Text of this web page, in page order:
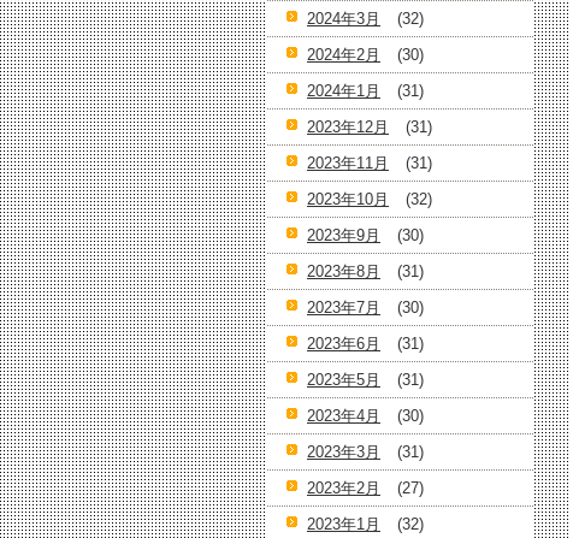
2024年3月
(32)
2024年2月
(30)
2024年1月
(31)
2023年12月
(31)
2023年11月
(31)
2023年10月
(32)
2023年9月
(30)
2023年8月
(31)
2023年7月
(30)
2023年6月
(31)
2023年5月
(31)
2023年4月
(30)
2023年3月
(31)
2023年2月
(27)
2023年1月
(32)